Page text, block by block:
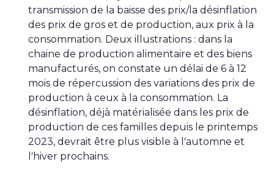
transmission de la baisse des prix/la désinflation
des prix de gros et de production, aux prix à la
consommation. Deux illustrations : dans la
chaine de production alimentaire et des biens
manufacturés, on constate un délai de 6 à 12
mois de répercussion des variations des prix de
production à ceux à la consommation. La
désinflation, déjà matérialisée dans les prix de
production de ces familles depuis le printemps
2023, devrait être plus visible à l’automne et
l’hiver prochains.